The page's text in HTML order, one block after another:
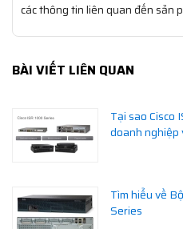
các thông tin liên quan đến sản
BÀI VIẾT LIÊN QUAN
Tại sao Cisco
doanh nghiệp
Tìm hiểu về
Series